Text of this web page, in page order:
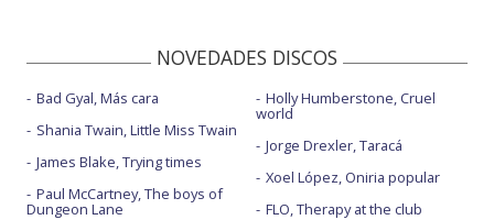
NOVEDADES DISCOS
Bad Gyal, Más cara
Shania Twain, Little Miss Twain
James Blake, Trying times
Paul McCartney, The boys of
Dungeon Lane
Holly Humberstone, Cruel
world
Jorge Drexler, Taracá
Xoel López, Oniria popular
FLO, Therapy at the club